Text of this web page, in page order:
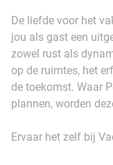
De liefde voor het
jou als gast een
zowel rust als
op de ruimtes, het
de toekomst. Waar
plannen, worden
Ervaar het zelf bij